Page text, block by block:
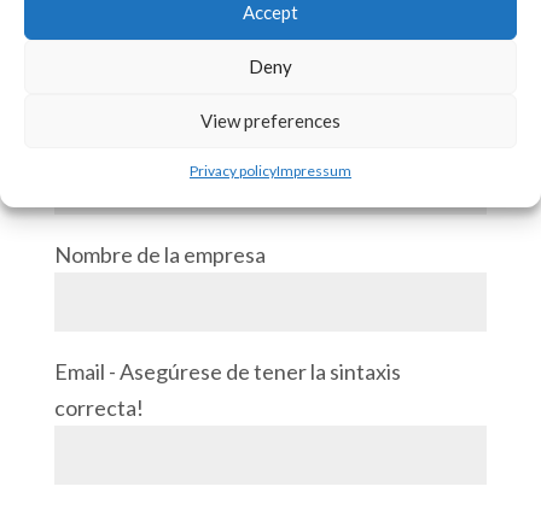
Accept
Deny
View preferences
Privacy policyImpressum
CONTÁCTENOS
Nombre de la empresa
Email - Asegúrese de tener la sintaxis
correcta!